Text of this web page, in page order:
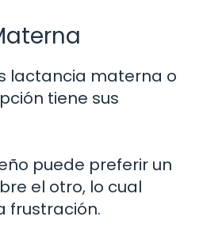
lactancia materna o
tiene sus
puede preferir un
el otro, lo cual
frustración.